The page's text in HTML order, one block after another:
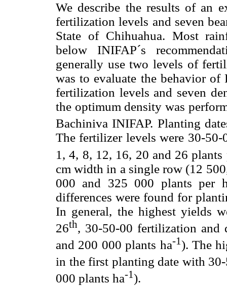
We describe the results of an
fertilization levels and seven
State of Chihuahua. Most
below INIFAP´s
generally use two levels of
was to evaluate the behavior
fertilization levels and seven
the optimum density was
Bachiniva INIFAP. Planting
The fertilizer levels were 30-50-
1, 4, 8, 12, 16, 20 and 26 plants
cm width in a single row (12
000 and 325 000 plants per
differences were found for
In general, the highest yields
26th, 30-50-00 fertilization and
and 200 000 plants ha-1). The
in the first planting date with
000 plants ha-1).